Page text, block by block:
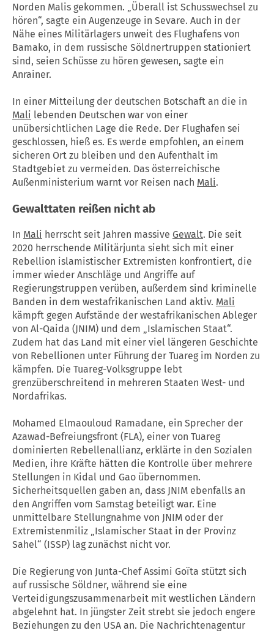
Norden Malis gekommen. „Überall ist Schusswechsel zu
hören“, sagte ein Augenzeuge in Sevare. Auch in der
Nähe eines Militärlagers unweit des Flughafens von
Bamako, in dem russische Söldnertruppen stationiert
sind, seien Schüsse zu hören gewesen, sagte ein
Anrainer.
In einer Mitteilung der deutschen Botschaft an die in
Mali lebenden Deutschen war von einer
unübersichtlichen Lage die Rede. Der Flughafen sei
geschlossen, hieß es. Es werde empfohlen, an einem
sicheren Ort zu bleiben und den Aufenthalt im
Stadtgebiet zu vermeiden. Das österreichische
Außenministerium warnt vor Reisen nach Mali.
Gewalttaten reißen nicht ab
In Mali herrscht seit Jahren massive Gewalt. Die seit
2020 herrschende Militärjunta sieht sich mit einer
Rebellion islamistischer Extremisten konfrontiert, die
immer wieder Anschläge und Angriffe auf
Regierungstruppen verüben, außerdem sind kriminelle
Banden in dem westafrikanischen Land aktiv. Mali
kämpft gegen Aufstände der westafrikanischen Ableger
von Al-Qaida (JNIM) und dem „Islamischen Staat“.
Zudem hat das Land mit einer viel längeren Geschichte
von Rebellionen unter Führung der Tuareg im Norden zu
kämpfen. Die Tuareg-Volksgruppe lebt
grenzüberschreitend in mehreren Staaten West- und
Nordafrikas.
Mohamed Elmaouloud Ramadane, ein Sprecher der
Azawad-Befreiungsfront (FLA), einer von Tuareg
dominierten Rebellenallianz, erklärte in den Sozialen
Medien, ihre Kräfte hätten die Kontrolle über mehrere
Stellungen in Kidal und Gao übernommen.
Sicherheitsquellen gaben an, dass JNIM ebenfalls an
den Angriffen vom Samstag beteiligt war. Eine
unmittelbare Stellungnahme von JNIM oder der
Extremistenmiliz „Islamischer Staat in der Provinz
Sahel“ (ISSP) lag zunächst nicht vor.
Die Regierung von Junta-Chef Assimi Goïta stützt sich
auf russische Söldner, während sie eine
Verteidigungszusammenarbeit mit westlichen Ländern
abgelehnt hat. In jüngster Zeit strebt sie jedoch engere
Beziehungen zu den USA an. Die Nachrichtenagentur